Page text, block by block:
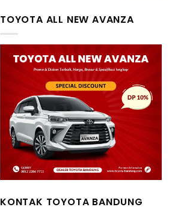
TOYOTA ALL NEW AVANZA
KONTAK TOYOTA BANDUNG